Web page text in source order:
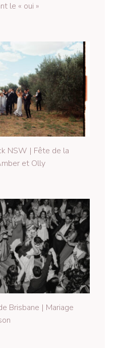
le « oui »
NSW | Fête de la
et Olly
Brisbane | Mariage